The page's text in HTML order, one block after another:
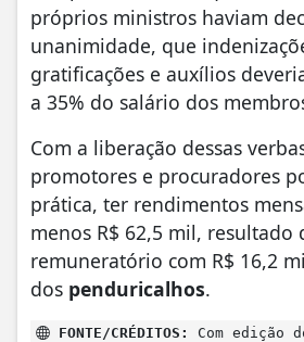
próprios ministros haviam
unanimidade, que
gratificações e auxílios
a 35% do salário dos
Com a liberação dessas
promotores e procuradores
prática, ter rendimentos
menos R$ 62,5 mil, resultado
remuneratório com R$ 16,2
dos penduricalhos.
FONTE/CRÉDITOS: Com edição